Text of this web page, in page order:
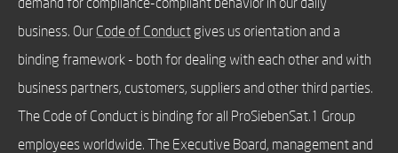
business. Our Code of Conduct gives us orientation and a
binding framework - both for dealing with each other and with
business partners, customers, suppliers and other third parties.
The Code of Conduct is binding for all ProSiebenSat.1 Group
employees worldwide. The Executive Board, management and